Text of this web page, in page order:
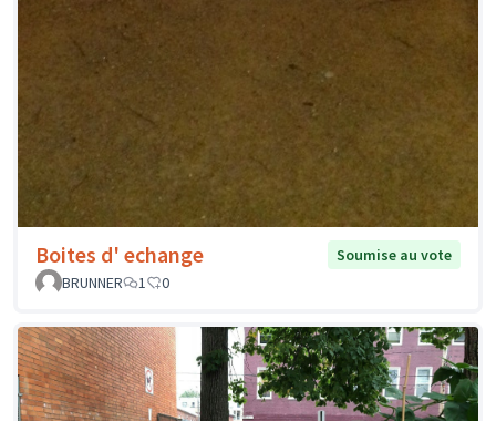
Boites d' echange
Soumise au vote
BRUNNER
1 0